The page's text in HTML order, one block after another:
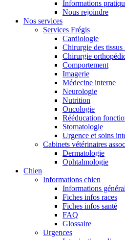
Informations
Nous rejoindre
Nos services
Services Frégis
Cardiologie
Chirurgie des tissus
Chirurgie
Comportement
Imagerie
Médecine interne
Neurologie
Nutrition
Oncologie
Rééducation
Stomatologie
Urgence et soins
Cabinets vétérinaires
Dermatologie
Ophtalmologie
Chien
Informations chien
Informations
Fiches infos races
Fiches infos santé
FAQ
Glossaire
Urgences